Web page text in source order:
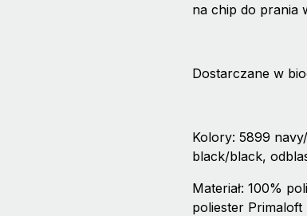
na chip do prania
Dostarczane w
Kolory: 5899
black/black,
Materiał: 100%
poliester